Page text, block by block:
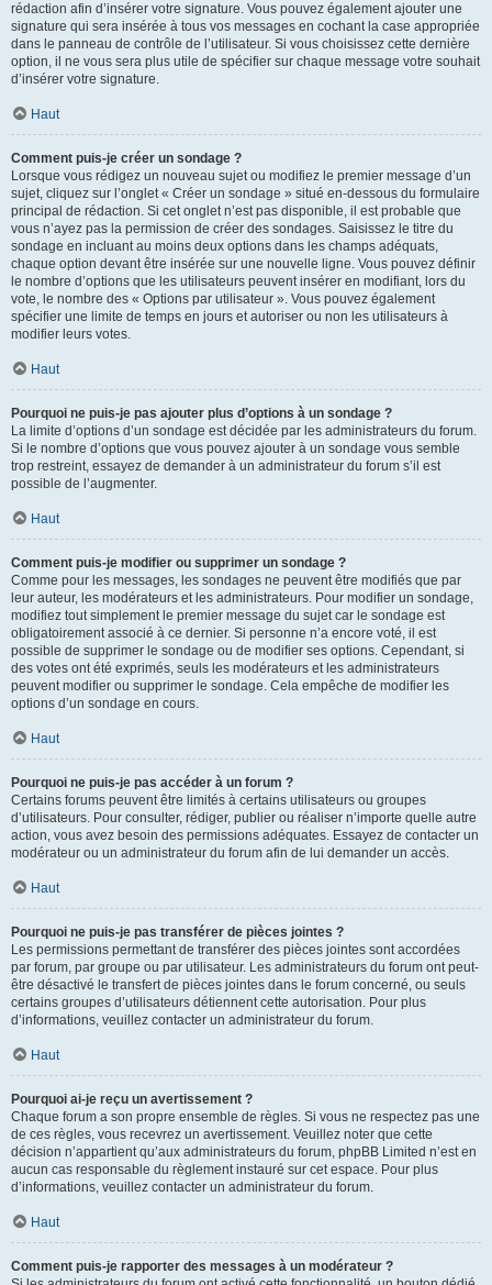
rédaction afin d’insérer votre signature. Vous pouvez également ajouter une
signature qui sera insérée à tous vos messages en cochant la case appropriée
dans le panneau de contrôle de l’utilisateur. Si vous choisissez cette dernière
option, il ne vous sera plus utile de spécifier sur chaque message votre souhait
d’insérer votre signature.
Haut
Comment puis-je créer un sondage ?
Lorsque vous rédigez un nouveau sujet ou modifiez le premier message d’un
sujet, cliquez sur l’onglet « Créer un sondage » situé en-dessous du formulaire
principal de rédaction. Si cet onglet n’est pas disponible, il est probable que
vous n’ayez pas la permission de créer des sondages. Saisissez le titre du
sondage en incluant au moins deux options dans les champs adéquats,
chaque option devant être insérée sur une nouvelle ligne. Vous pouvez définir
le nombre d’options que les utilisateurs peuvent insérer en modifiant, lors du
vote, le nombre des « Options par utilisateur ». Vous pouvez également
spécifier une limite de temps en jours et autoriser ou non les utilisateurs à
modifier leurs votes.
Haut
Pourquoi ne puis-je pas ajouter plus d’options à un sondage ?
La limite d’options d’un sondage est décidée par les administrateurs du forum.
Si le nombre d’options que vous pouvez ajouter à un sondage vous semble
trop restreint, essayez de demander à un administrateur du forum s’il est
possible de l’augmenter.
Haut
Comment puis-je modifier ou supprimer un sondage ?
Comme pour les messages, les sondages ne peuvent être modifiés que par
leur auteur, les modérateurs et les administrateurs. Pour modifier un sondage,
modifiez tout simplement le premier message du sujet car le sondage est
obligatoirement associé à ce dernier. Si personne n’a encore voté, il est
possible de supprimer le sondage ou de modifier ses options. Cependant, si
des votes ont été exprimés, seuls les modérateurs et les administrateurs
peuvent modifier ou supprimer le sondage. Cela empêche de modifier les
options d’un sondage en cours.
Haut
Pourquoi ne puis-je pas accéder à un forum ?
Certains forums peuvent être limités à certains utilisateurs ou groupes
d’utilisateurs. Pour consulter, rédiger, publier ou réaliser n’importe quelle autre
action, vous avez besoin des permissions adéquates. Essayez de contacter un
modérateur ou un administrateur du forum afin de lui demander un accès.
Haut
Pourquoi ne puis-je pas transférer de pièces jointes ?
Les permissions permettant de transférer des pièces jointes sont accordées
par forum, par groupe ou par utilisateur. Les administrateurs du forum ont peut-
être désactivé le transfert de pièces jointes dans le forum concerné, ou seuls
certains groupes d’utilisateurs détiennent cette autorisation. Pour plus
d’informations, veuillez contacter un administrateur du forum.
Haut
Pourquoi ai-je reçu un avertissement ?
Chaque forum a son propre ensemble de règles. Si vous ne respectez pas une
de ces règles, vous recevrez un avertissement. Veuillez noter que cette
décision n’appartient qu’aux administrateurs du forum, phpBB Limited n’est en
aucun cas responsable du règlement instauré sur cet espace. Pour plus
d’informations, veuillez contacter un administrateur du forum.
Haut
Comment puis-je rapporter des messages à un modérateur ?